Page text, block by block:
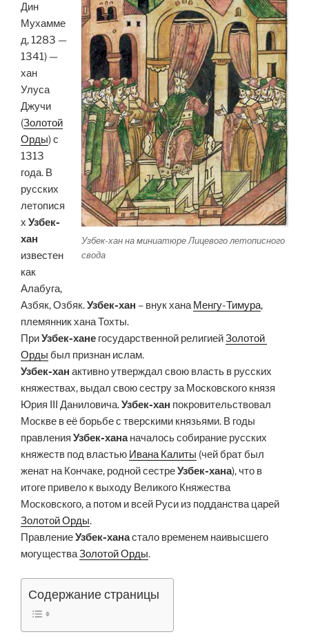
Узбек-хан на миниатюре Лицевого летописного
свода
Дин
Мухамме
д, 1283 —
1341) —
хан
Улуса
Джучи
(Золотой
Орды) с
1313
года. В
русских
летопися
х Узбек-
хан
известен
как
Алабуга,
Азбяк, Озбяк.Узбек-хан – внук хана Менгу-Тимура,
племянник хана Тохты.
ПриУзбек-хане государственной религиейЗолотой
Орды был признан ислам.
Узбек-хан активно утверждал свою власть в русских
княжествах, выдал свою сестру за Московского князя
Юрия III Даниловича.Узбек-хан покровительствовал
Москве в её борьбе с тверскими князьями. В годы
правления Узбек-хананачалось собирание русских
княжеств под властью Ивана Калиты (чей брат был
женат на Кончаке, родной сестреУзбек-хана), что в
итоге привело к выходу Великого Княжества
Московского, а потом и всей Руси из подданства царей
Золотой Орды.
ПравлениеУзбек-ханастало временем наивысшего
могуществаЗолотой Орды.
Содержание страницы